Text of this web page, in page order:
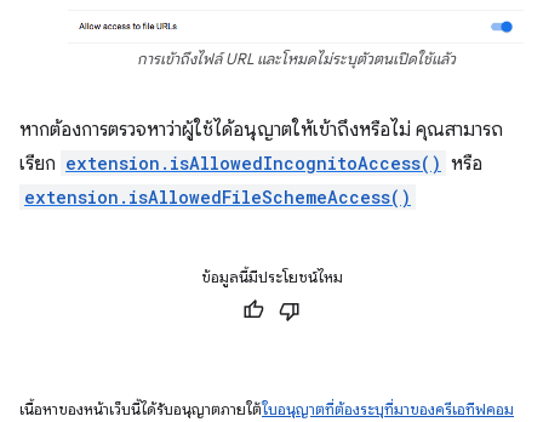
การเข้าถึงไฟล์ URL และโหมดไม่ระบุตัวตนเปิดใช้แล้ว
หากต้องการตรวจหาว่าผู้ใช้ได้อนุญาตให้เข้าถึงหรือไม่ คุณสามารถ
เรียก extension.isAllowedIncognitoAccess() หรือ
extension.isAllowedFileSchemeAccess()
ข้อมูลนี้มีประโยชน์ไหม
เนื้อหาของหน้าเว็บนี้ได้รับอนุญาตภายใต้ใบอนุญาตที่ต้องระบุที่มาของครีเอทีฟคอม